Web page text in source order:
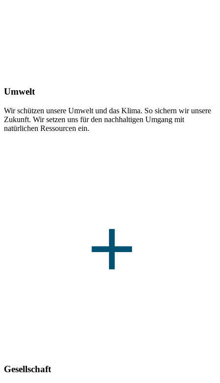
Umwelt
Wir schützen unsere Umwelt und das Klima. So sichern wir unsere
Zukunft. Wir setzen uns für den nachhaltigen Umgang mit
natürlichen Ressourcen ein.
Gesellschaft